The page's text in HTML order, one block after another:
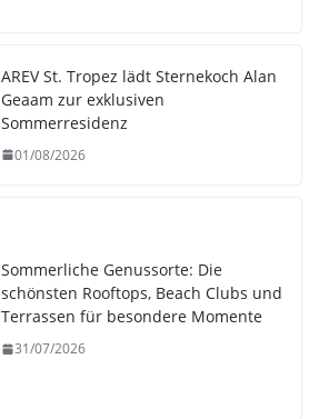
AREV St. Tropez lädt Sternekoch Alan
Geaam zur exklusiven
Sommerresidenz
01/08/2026
Sommerliche Genussorte: Die
schönsten Rooftops, Beach Clubs und
Terrassen für besondere Momente
31/07/2026